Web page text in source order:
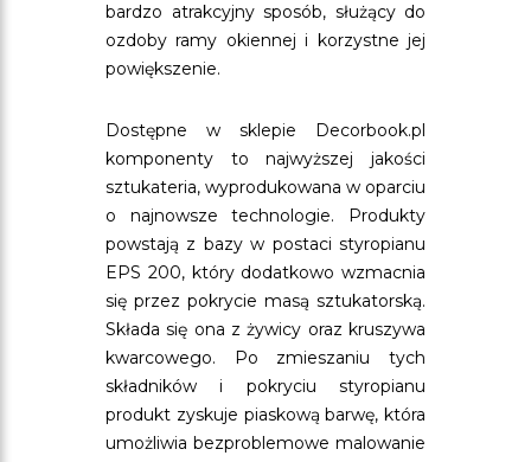
bardzo atrakcyjny sposób, służący do
ozdoby ramy okiennej i korzystne jej
powiększenie.
Dostępne w sklepie Decorbook.pl
komponenty to najwyższej jakości
sztukateria, wyprodukowana w oparciu
o najnowsze technologie. Produkty
powstają z bazy w postaci styropianu
EPS 200, który dodatkowo wzmacnia
się przez pokrycie masą sztukatorską.
Składa się ona z żywicy oraz kruszywa
kwarcowego. Po zmieszaniu tych
składników i pokryciu styropianu
produkt zyskuje piaskową barwę, która
umożliwia bezproblemowe malowanie